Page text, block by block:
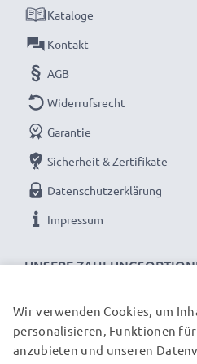
UNSERE
Kataloge
Kontakt
AGB
Widerrufsrecht
Garantie
Sicherheit & Zertifikate
Datenschutzerklärung
Impressum
UNSERE VERSANDPARTNER
Wir verwenden Cookies, um
personalisieren, Funktionen
anzubieten und unseren